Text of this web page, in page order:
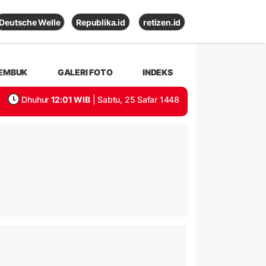
Deutsche Welle Republika.id retizen.id
GALERI FOTO INDEKS
Dhuhur 12:01 WIB | Sabtu, 25 Safar 1448